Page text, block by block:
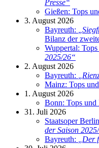
Presse“
Gießen: Tops
3. August 2026
Bayreuth:
„
Bilanz der
Wuppertal:
2025/26“
2. August 2026
Bayreuth:
Mainz: Tops
1. August 2026
Bonn: Tops und
31. Juli 2026
Staatsoper
der Saison
Bayreuth:
Der